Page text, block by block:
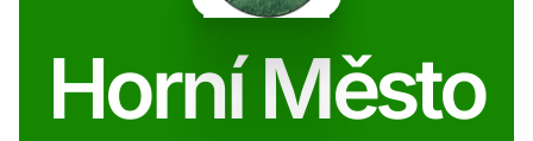
Horní Město